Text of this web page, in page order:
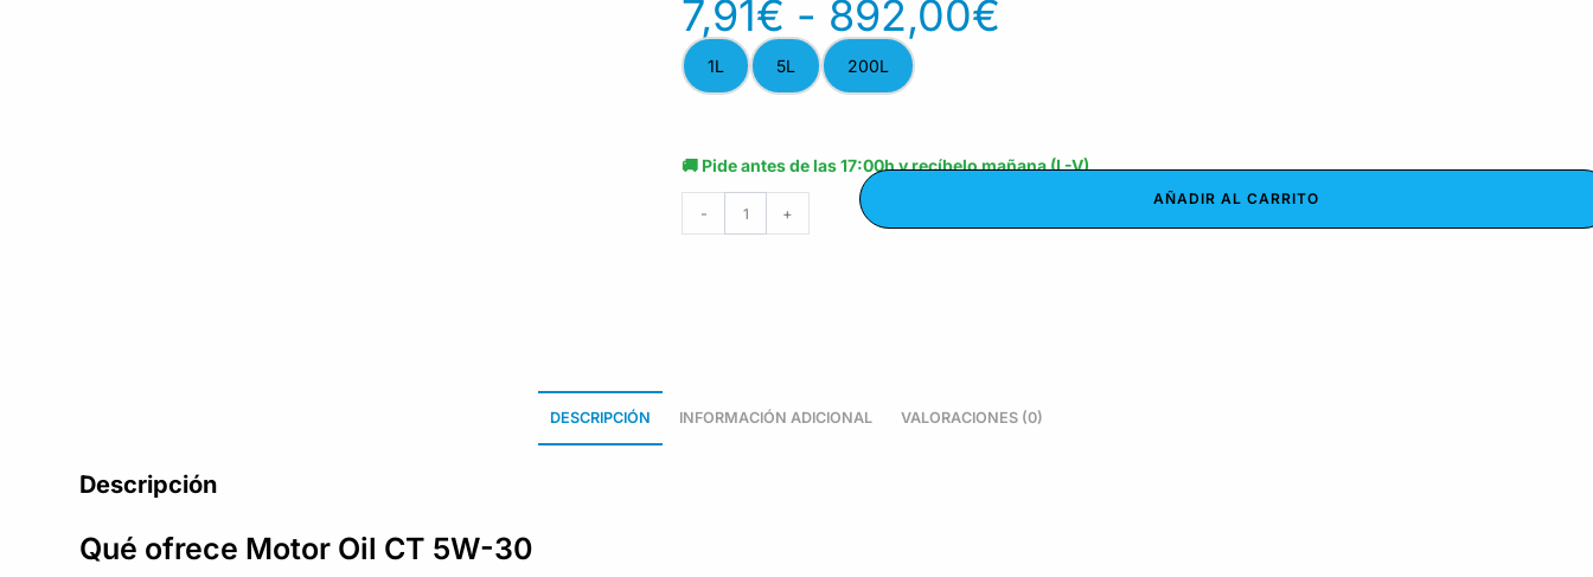
7,91€ - 892,00€
1L 5L 200L
🚚 Pide antes de las 17:00h y recíbelo mañana (L-V)
- +
AÑADIR AL CARRITO
DESCRIPCIÓN INFORMACIÓN ADICIONAL VALORACIONES (0)
Descripción
Qué ofrece Motor Oil CT 5W-30